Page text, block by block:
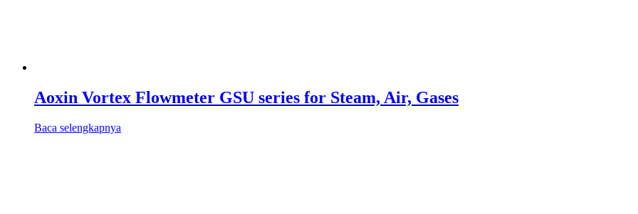
Aoxin Vortex Flowmeter GSU series for Steam, Air, Gases
Baca selengkapnya